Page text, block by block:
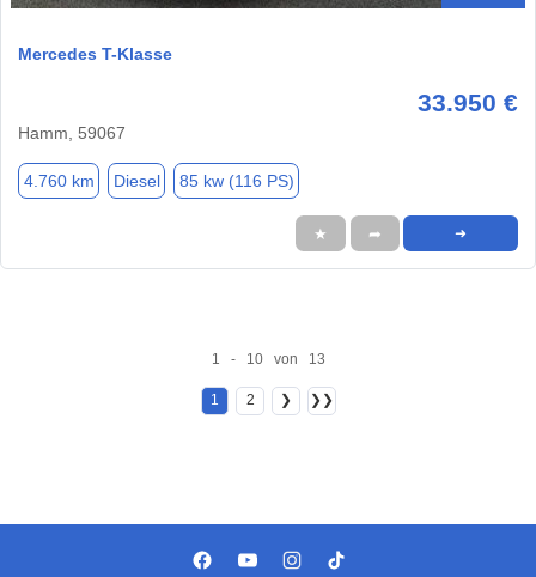
Mercedes T-Klasse
33.950 €
Hamm, 59067
4.760 km Diesel 85 kw (116 PS)
★ ➦ ➜
1 - 10 von 13
1 2 ❯ ❯❯